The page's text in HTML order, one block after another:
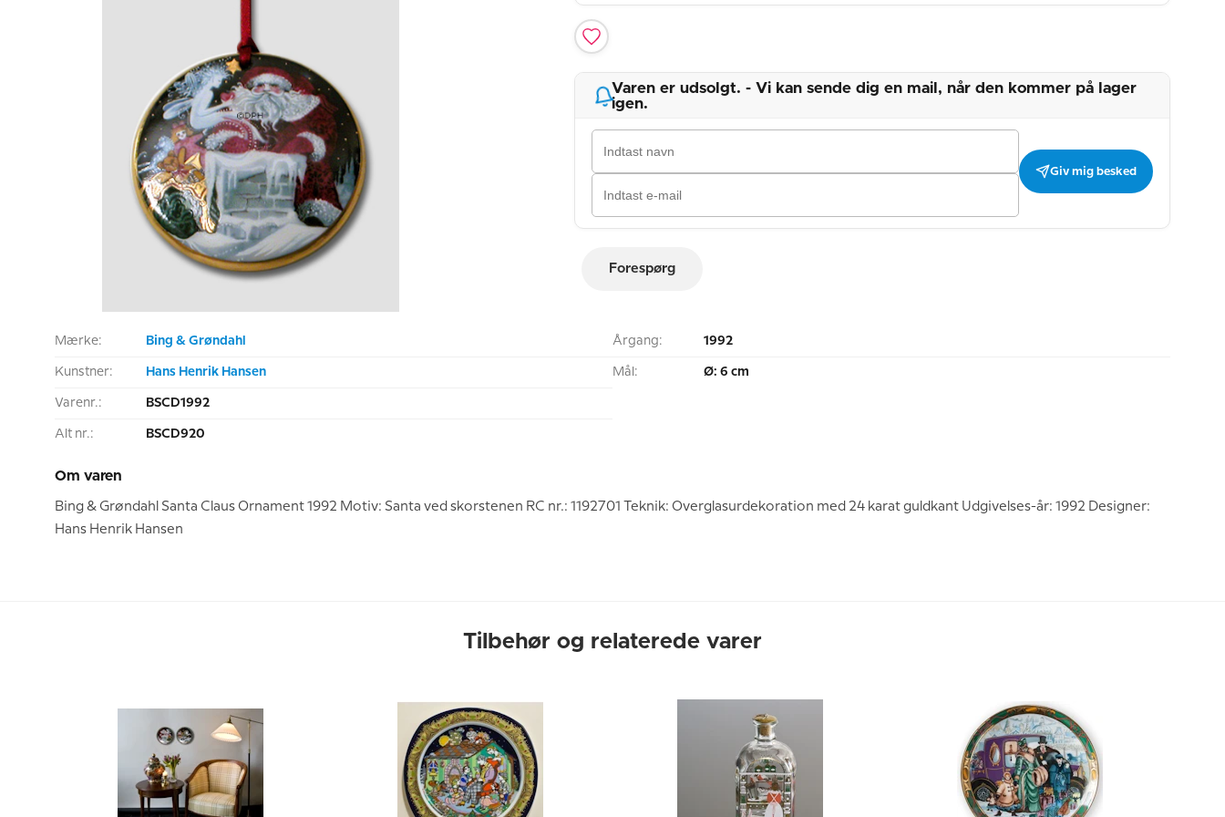
Varen er udsolgt. - Vi kan sende dig en mail, når den kommer på lager
igen.
Giv mig besked
Forespørg
Mærke: Bing & Grøndahl
Kunstner: Hans Henrik Hansen
Varenr.: BSCD1992
Alt nr.: BSCD920
Årgang: 1992
Mål: Ø: 6 cm
Om varen
Bing & Grøndahl Santa Claus Ornament 1992 Motiv: Santa ved skorstenen RC nr.: 1192701 Teknik: Overglasurdekoration med 24 karat guldkant Udgivelses-år: 1992 Designer:
Hans Henrik Hansen
Tilbehør og relaterede varer